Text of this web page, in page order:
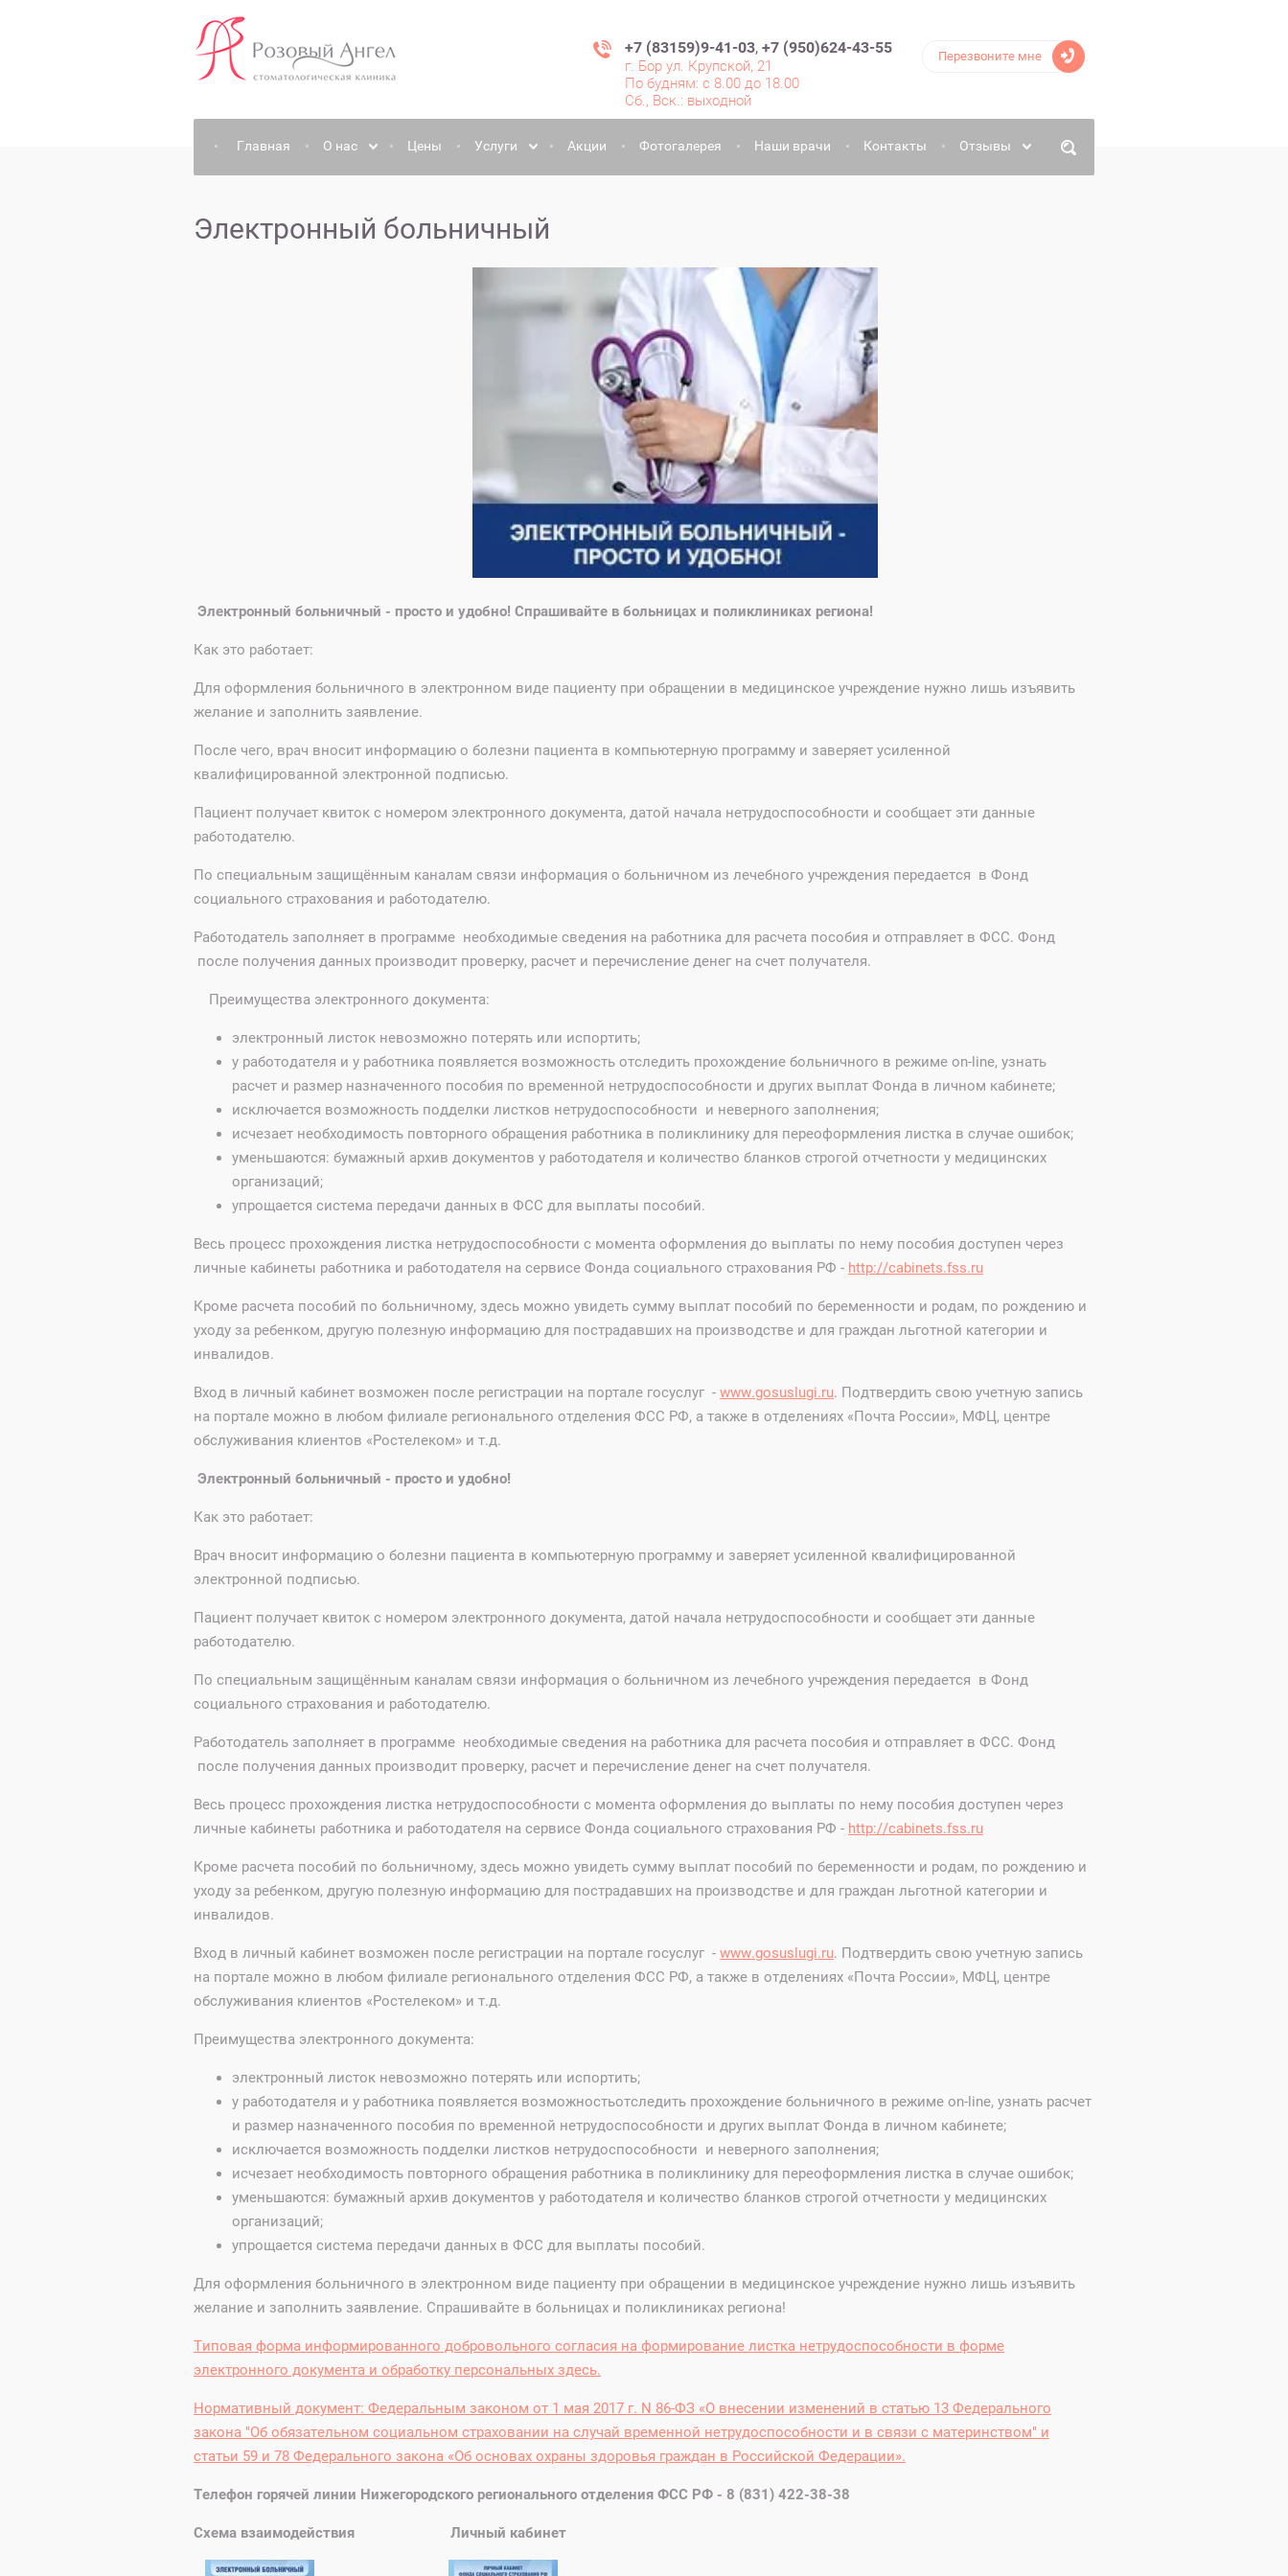
Перезвоните мне
+7 (83159)9-41-03 +7 (950)624-43-55
г. Бор ул. Крупской, 21
По будням: с 8.00 до 18.00
Сб., Вск.: выходной
Главная О нас Цены Услуги Акции Фотогалерея Наши врачи Контакты Отзывы
Электронный больничный
Электронный больничный - просто и удобно! Спрашивайте в больницах и поликлиниках региона!
Как это работает:
Для оформления больничного в электронном виде пациенту при обращении в медицинское учреждение нужно лишь изъявить
желание и заполнить заявление.
После чего, врач вносит информацию о болезни пациента в компьютерную программу и заверяет усиленной
квалифицированной электронной подписью.
Пациент получает квиток с номером электронного документа, датой начала нетрудоспособности и сообщает эти данные
работодателю.
По специальным защищённым каналам связи информация о больничном из лечебного учреждения передается в Фонд
социального страхования и работодателю.
Работодатель заполняет в программе необходимые сведения на работника для расчета пособия и отправляет в ФСС. Фонд
после получения данных производит проверку, расчет и перечисление денег на счет получателя.
Преимущества электронного документа:
электронный листок невозможно потерять или испортить;
у работодателя и у работника появляется возможность отследить прохождение больничного в режиме on-line, узнать
расчет и размер назначенного пособия по временной нетрудоспособности и других выплат Фонда в личном кабинете;
исключается возможность подделки листков нетрудоспособности и неверного заполнения;
исчезает необходимость повторного обращения работника в поликлинику для переоформления листка в случае ошибок;
уменьшаются: бумажный архив документов у работодателя и количество бланков строгой отчетности у медицинских
организаций;
упрощается система передачи данных в ФСС для выплаты пособий.
Весь процесс прохождения листка нетрудоспособности с момента оформления до выплаты по нему пособия доступен через
личные кабинеты работника и работодателя на сервисе Фонда социального страхования РФ - http://cabinets.fss.ru
Кроме расчета пособий по больничному, здесь можно увидеть сумму выплат пособий по беременности и родам, по рождению и
уходу за ребенком, другую полезную информацию для пострадавших на производстве и для граждан льготной категории и
инвалидов.
Вход в личный кабинет возможен после регистрации на портале госуслуг - www.gosuslugi.ru. Подтвердить свою учетную запись
на портале можно в любом филиале регионального отделения ФСС РФ, а также в отделениях «Почта России», МФЦ, центре
обслуживания клиентов «Ростелеком» и т.д.
Электронный больничный - просто и удобно!
Как это работает:
Врач вносит информацию о болезни пациента в компьютерную программу и заверяет усиленной квалифицированной
электронной подписью.
Пациент получает квиток с номером электронного документа, датой начала нетрудоспособности и сообщает эти данные
работодателю.
По специальным защищённым каналам связи информация о больничном из лечебного учреждения передается в Фонд
социального страхования и работодателю.
Работодатель заполняет в программе необходимые сведения на работника для расчета пособия и отправляет в ФСС. Фонд
после получения данных производит проверку, расчет и перечисление денег на счет получателя.
Весь процесс прохождения листка нетрудоспособности с момента оформления до выплаты по нему пособия доступен через
личные кабинеты работника и работодателя на сервисе Фонда социального страхования РФ - http://cabinets.fss.ru
Кроме расчета пособий по больничному, здесь можно увидеть сумму выплат пособий по беременности и родам, по рождению и
уходу за ребенком, другую полезную информацию для пострадавших на производстве и для граждан льготной категории и
инвалидов.
Вход в личный кабинет возможен после регистрации на портале госуслуг - www.gosuslugi.ru. Подтвердить свою учетную запись
на портале можно в любом филиале регионального отделения ФСС РФ, а также в отделениях «Почта России», МФЦ, центре
обслуживания клиентов «Ростелеком» и т.д.
Преимущества электронного документа:
электронный листок невозможно потерять или испортить;
у работодателя и у работника появляется возможностьотследить прохождение больничного в режиме on-line, узнать расчет
и размер назначенного пособия по временной нетрудоспособности и других выплат Фонда в личном кабинете;
исключается возможность подделки листков нетрудоспособности и неверного заполнения;
исчезает необходимость повторного обращения работника в поликлинику для переоформления листка в случае ошибок;
уменьшаются: бумажный архив документов у работодателя и количество бланков строгой отчетности у медицинских
организаций;
упрощается система передачи данных в ФСС для выплаты пособий.
Для оформления больничного в электронном виде пациенту при обращении в медицинское учреждение нужно лишь изъявить
желание и заполнить заявление. Спрашивайте в больницах и поликлиниках региона!
Типовая форма информированного добровольного согласия на формирование листка нетрудоспособности в форме
электронного документа и обработку персональных здесь.
Нормативный документ: Федеральным законом от 1 мая 2017 г. N 86-ФЗ «О внесении изменений в статью 13 Федерального
закона "Об обязательном социальном страховании на случай временной нетрудоспособности и в связи с материнством" и
статьи 59 и 78 Федерального закона «Об основах охраны здоровья граждан в Российской Федерации».
Телефон горячей линии Нижегородского регионального отделения ФСС РФ - 8 (831) 422-38-38
Схема взаимодействия Личный кабинет